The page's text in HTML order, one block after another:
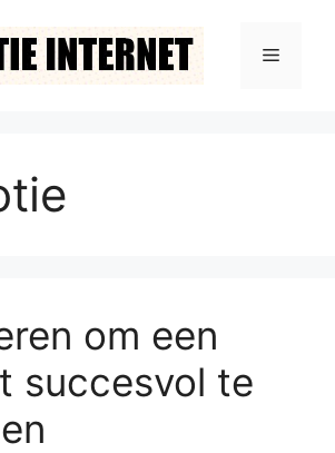
Menu
om een
succesvol te